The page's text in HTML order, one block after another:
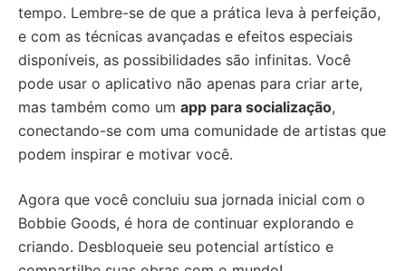
tempo. Lembre-se de que a prática leva à perfeição,
e com as técnicas avançadas e efeitos especiais
disponíveis, as possibilidades são infinitas. Você
pode usar o aplicativo não apenas para criar arte,
mas também como um app para socialização,
conectando-se com uma comunidade de artistas que
podem inspirar e motivar você.
Agora que você concluiu sua jornada inicial com o
Bobbie Goods, é hora de continuar explorando e
criando. Desbloqueie seu potencial artístico e